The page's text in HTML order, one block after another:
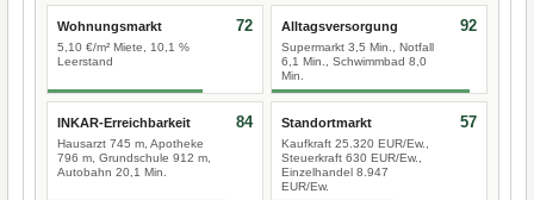
Wohnungsmarkt
5,10 €/m² Miete, 10,1 %
Leerstand
72 Alltagsversorgung
Supermarkt 3,5 Min., Notfall
6,1 Min., Schwimmbad 8,0
Min.
92
INKAR-Erreichbarkeit
Hausarzt 745 m, Apotheke
796 m, Grundschule 912 m,
Autobahn 20,1 Min.
84 Standortmarkt
Kaufkraft 25.320 EUR/Ew.,
Steuerkraft 630 EUR/Ew.,
Einzelhandel 8.947
EUR/Ew.
57